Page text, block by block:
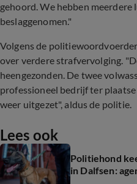
gehoord. We hebben
beslaggenomen."
Volgens de
over verdere strafvervolging.
heengezonden. De twee
professioneel bedrijf ter
weer uitgezet", aldus de politie.
Lees ook
Politiehond
in Dalfsen: